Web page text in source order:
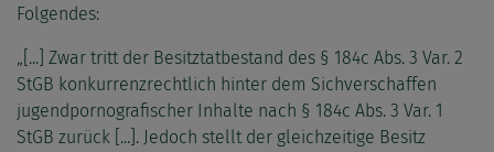
Folgendes:
„[...] Zwar tritt der Besitztatbestand des § 184c Abs. 3 Var. 2
StGB konkurrenzrechtlich hinter dem Sichverschaffen
jugendpornografischer Inhalte nach § 184c Abs. 3 Var. 1
StGB zurück [...]. Jedoch stellt der gleichzeitige Besitz